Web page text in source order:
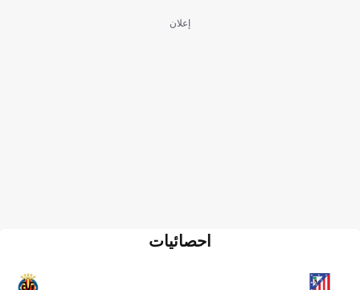
إعلان
احصائيات